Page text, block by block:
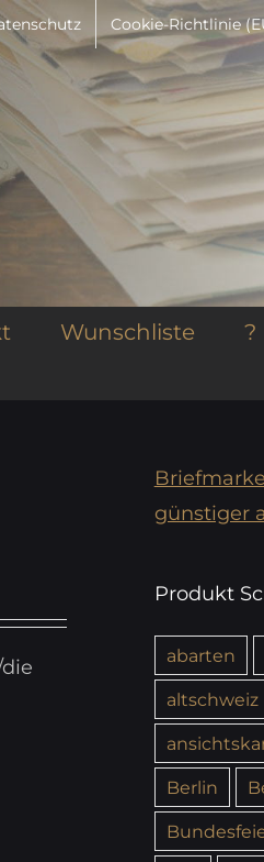
Cookie-Richtlinie
Wunschliste ?
günstiger
Produkt
abarten
altschweiz
Berlin